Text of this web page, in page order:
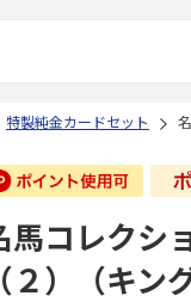
特製純金カードセット
馬コレクシ
（２）（キン